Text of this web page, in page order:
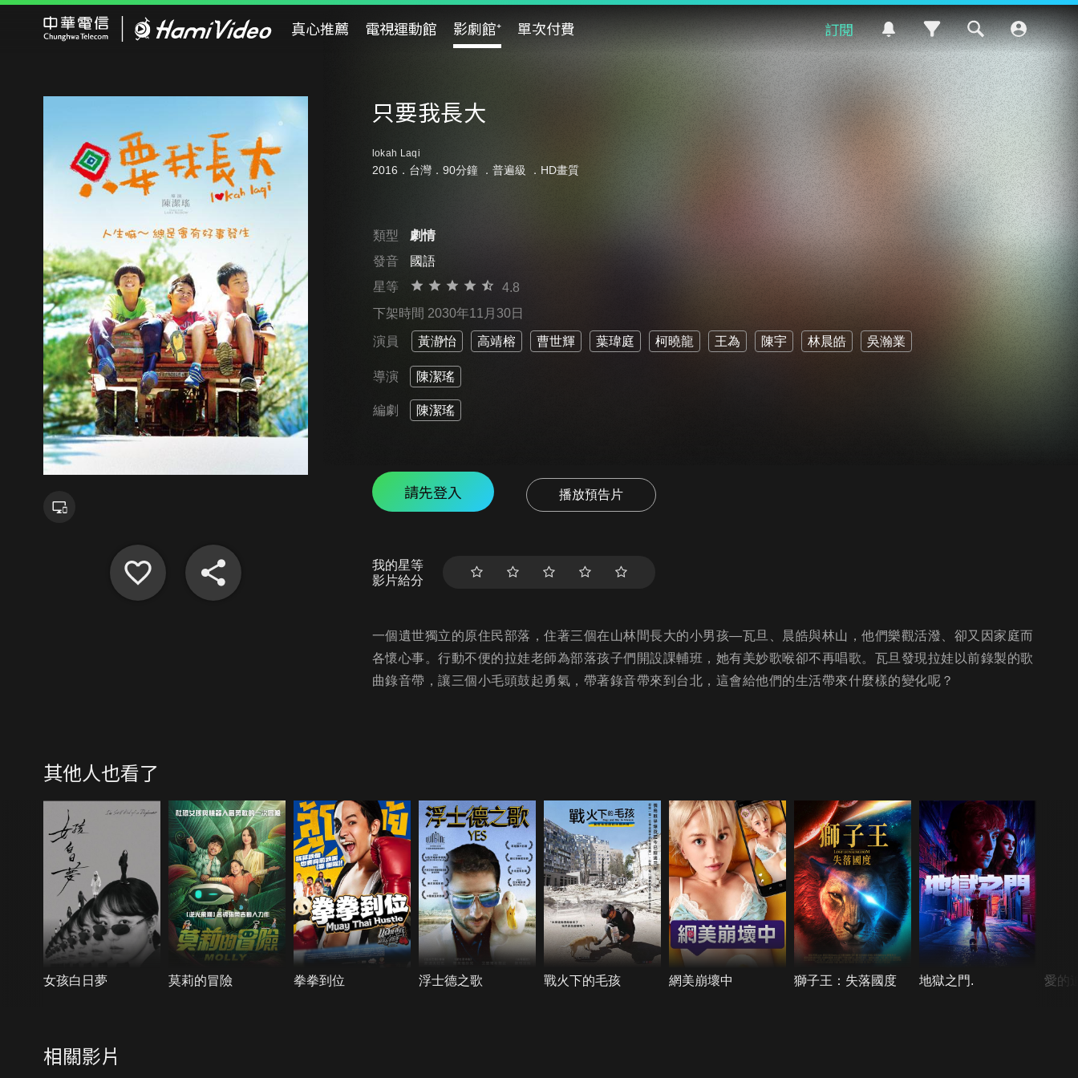
真心推薦 電視運動館 影劇館⁺ 單次付費 訂閱
只要我長大
lokah Laqi
2016．台灣．90分鐘 ． 普遍級 ．HD畫質
類型
劇情
發音
國語
星等
4.8
下架時間 2030年11月30日
演員 黃瀞怡 高靖榕 曹世輝 葉瑋庭 柯曉龍 王為 陳宇 林晨皓 吳瀚業
導演 陳潔瑤
編劇 陳潔瑤
請先登入 播放預告片
我的星等
影片給分
一個遺世獨立的原住民部落，住著三個在山林間長大的小男孩—瓦旦、晨皓與林山，他們樂觀活潑、卻又因家庭而
各懷心事。行動不便的拉娃老師為部落孩子們開設課輔班，她有美妙歌喉卻不再唱歌。瓦旦發現拉娃以前錄製的歌
曲錄音帶，讓三個小毛頭鼓起勇氣，帶著錄音帶來到台北，這會給他們的生活帶來什麼樣的變化呢？
其他人也看了
女孩白日夢 莫莉的冒險 拳拳到位 浮士德之歌 戰火下的毛孩 網美崩壞中 獅子王：失落國度 地獄之門. 愛的
相關影片